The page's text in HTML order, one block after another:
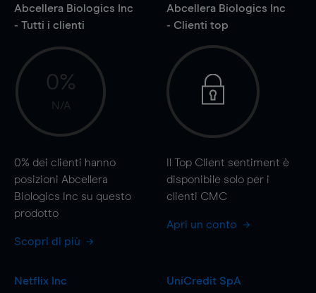
Abcellera Biologics Inc
- Tutti i clienti
0%
N/A
0% dei clienti hanno
posizioni Abcellera
Biologics Inc su questo
prodotto
Scopri di più
Abcellera Biologics Inc
- Clienti top
Il Top Client sentiment è
disponibile solo per i
clienti CMC
Apri un conto
Netflix Inc
UniCredit SpA